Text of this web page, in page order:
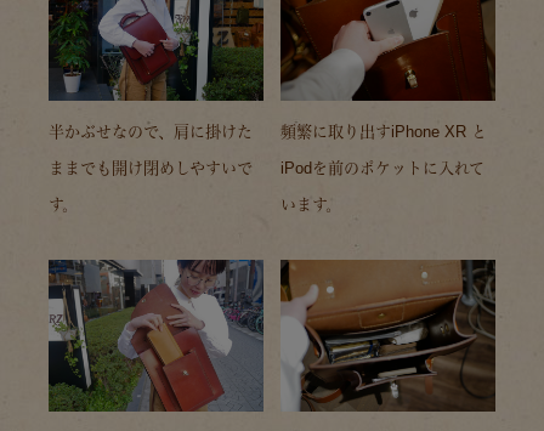
半かぶせなので、肩に掛けた
ままでも開け閉めしやすいで
す。
頻繁に取り出すiPhone XR と
iPodを前のポケットに入れて
います。